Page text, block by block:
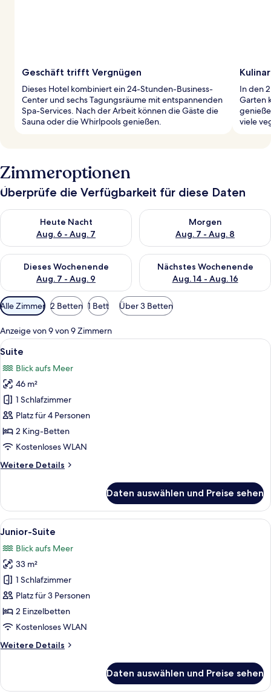
Geschäft trifft Vergnügen
Dieses Hotel kombiniert ein 24-Stunden-Business-
Center und sechs Tagungsräume mit entspannenden
Spa-Services. Nach der Arbeit können die Gäste die
Sauna oder die Whirlpools genießen.
In den
Garten
viele
Zimmeroptionen
Überprüfe die Verfügbarkeit für diese Daten
Heute Nacht
Aug. 6 - Aug. 7
Überprüfe die Verfügbarkeit für heute Nacht, Aug. 6 - Aug. 7.
Morgen
Aug. 7 - Aug. 8
Überprüfe die Verfügbarkeit
Dieses Wochenende
Aug. 7 - Aug. 9
Überprüfe die Verfügbarkeit für dieses Wochenende, Aug. 7
Nächstes Wochenende
Aug. 14 - Aug. 16
Überprüfe die Verfügbarkeit
Verfügbare
Filter
für
Zimmer
Alle Zimmer 2 Betten 1 Bett Über 3 Betten
Anzeige von 9 von 9 Zimmern
Alle
Fotos
für
Suite
anzeigen
Ein Hotelzimmer mit einem großen
9
Suite
Blick aufs Meer
46 m²
1 Schlafzimmer
Platz für 4 Personen
2 King-Betten
Kostenloses WLAN
Weitere Details
Weitere
Daten auswählen und Preise sehen
Alle
Fotos
für
Junior-
Suite
anzeigen
Ein Hotelzimmer mit Bett,
6
Junior-Suite
Blick aufs Meer
33 m²
1 Schlafzimmer
Platz für 3 Personen
2 Einzelbetten
Kostenloses WLAN
Weitere Details
Weitere
Suite
Daten auswählen und Preise sehen